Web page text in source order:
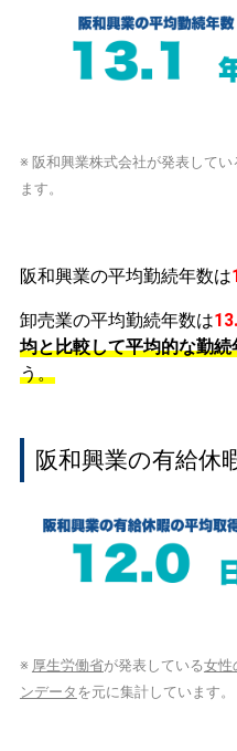
※ 阪和興業株式会社が発表してい
ます。
阪和興業の平均勤続年数は
卸売業の平均勤続年数は
均と比較して平均的な勤続
う。
阪和興業の有給休
※ 厚生労働省が発表している女性
ンデータ を元に集計しています。